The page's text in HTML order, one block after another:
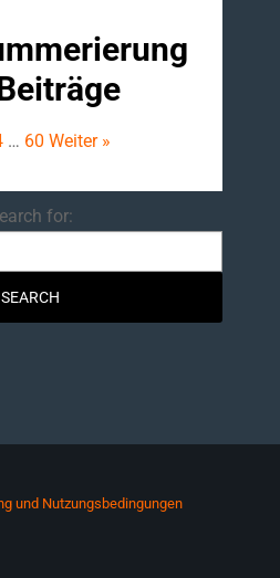
… 60 Weiter »
for:Search
und Nutzungsbedingungen